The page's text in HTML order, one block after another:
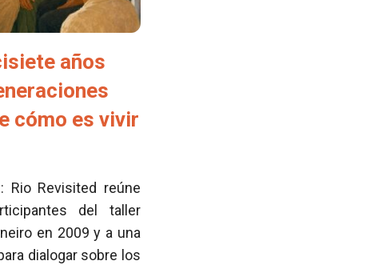
años
cómo es vivir
Rio Revisited reúne
del taller
en 2009 y a una
dialogar sobre los